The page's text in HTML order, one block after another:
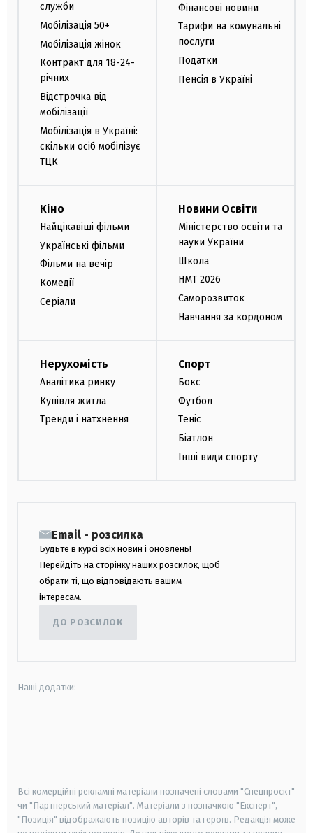
служби
Мобілізація 50+
Мобілізація жінок
Контракт для 18-24-
річних
Відстрочка від
мобілізації
Мобілізація в Україні:
скільки осіб мобілізує
ТЦК
Фінансові новини
Тарифи на комунальні
послуги
Податки
Пенсія в Україні
Кіно
Найцікавіші фільми
Українські фільми
Фільми на вечір
Комедії
Серіали
Новини Освіти
Міністерство освіти та
науки України
Школа
НМТ 2026
Саморозвиток
Навчання за кордоном
Нерухомість
Аналітика ринку
Купівля житла
Тренди і натхнення
Спорт
Бокс
Футбол
Теніс
Біатлон
Інші види спорту
Email - розсилка
Будьте в курсі всіх новин і оновлень!
Перейдіть на сторінку наших розсилок, щоб
обрати ті, що відповідають вашим
інтересам.
ДО РОЗСИЛОК
Наші додатки:
Всі комерційні рекламні матеріали позначені словами "Спецпроєкт"
чи "Партнерський матеріал". Матеріали з позначкою "Експерт",
"Позиція" відображають позицію авторів та героїв. Редакція може